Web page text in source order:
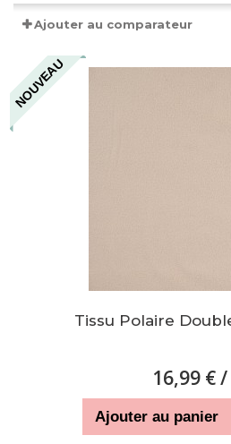
Ajouter au comparateur
NOUVEAU
Tissu Polaire
16,99 €/
Ajouter au panier